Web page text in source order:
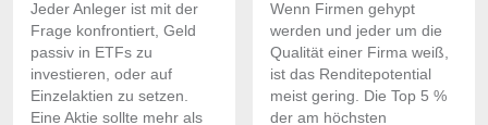
Jeder Anleger ist mit der
Frage konfrontiert, Geld
passiv in ETFs zu
investieren, oder auf
Einzelaktien zu setzen.
Eine Aktie sollte mehr als
Wenn Firmen gehypt
werden und jeder um die
Qualität einer Firma weiß,
ist das Renditepotential
meist gering. Die Top 5 %
der am höchsten